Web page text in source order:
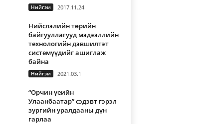
Нийгэм 2017.11.24
Нийслэлийн төрийн
байгууллагууд мэдээллийн
технологийн дэвшилтэт
системүүдийг ашиглаж
байна
Нийгэм 2021.03.1
“Орчин үеийн
Улаанбаатар” сэдэвт гэрэл
зургийн уралдааны дүн
гарлаа